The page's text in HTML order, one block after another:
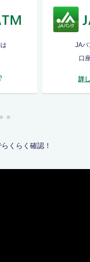
JAバ
口
詳
くらく確認！